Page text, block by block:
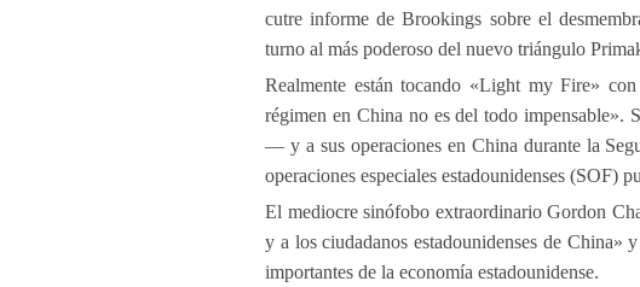
cutre informe de Brookings sobre el
turno al más poderoso del nuevo triángulo
Realmente están tocando «Light my Fire»
régimen en China no es del todo
— y a sus operaciones en China durante la
operaciones especiales estadounidenses (SOF)
El mediocre sinófobo extraordinario Gordon
y a los ciudadanos estadounidenses de China»
importantes de la economía estadounidense.